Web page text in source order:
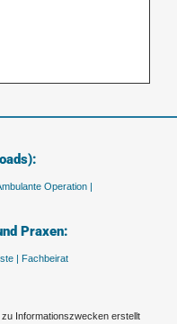
Operation |
Praxen:
| Fachbeirat
Informationszwecken erstellt